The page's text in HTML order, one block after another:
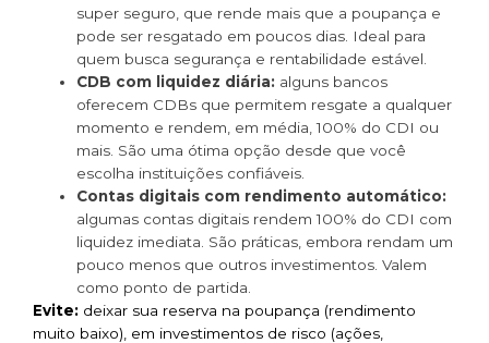
super seguro, que rende mais que a poupança e
pode ser resgatado em poucos dias. Ideal para
quem busca segurança e rentabilidade estável.
CDB com liquidez diária: alguns bancos
oferecem CDBs que permitem resgate a qualquer
momento e rendem, em média, 100% do CDI ou
mais. São uma ótima opção desde que você
escolha instituições confiáveis.
Contas digitais com rendimento automático:
algumas contas digitais rendem 100% do CDI com
liquidez imediata. São práticas, embora rendam um
pouco menos que outros investimentos. Valem
como ponto de partida.
Evite: deixar sua reserva na poupança (rendimento
muito baixo), em investimentos de risco (ações,